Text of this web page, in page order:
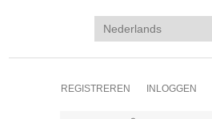
REGISTREREN INLOGGEN